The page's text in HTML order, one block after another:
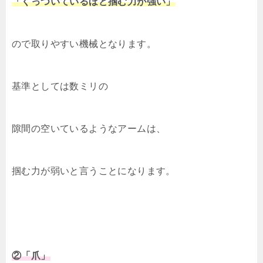
ので取りやすい機械となります。
基準としては数ミリの
隙間の空いているようなアームは、
掴む力が弱いと言うことになります。
②「爪」